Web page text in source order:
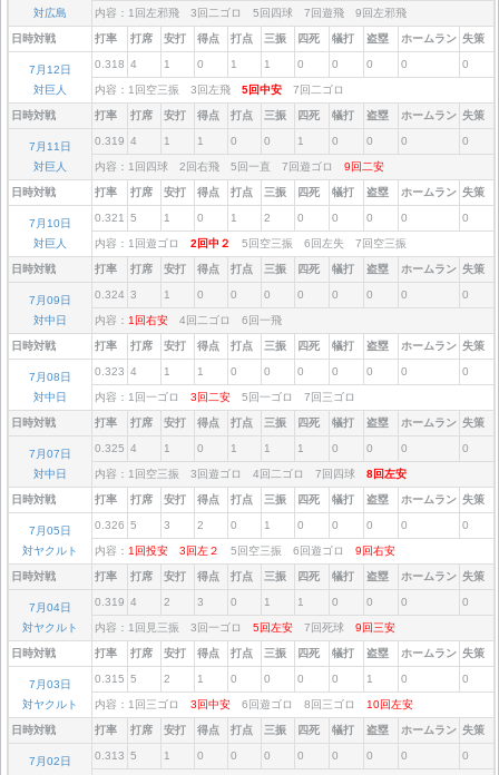
対広島
内容：1回左邪飛 3回二ゴロ 5回四球 7回遊飛 9回左邪飛
日時対戦 打率 打席 安打 得点 打点 三振 四死 犠打 盗塁 ホームラン 失策
7月12日
対巨人
0.318 4 1 0 1 1 0 0 0 0 0
内容：1回空三振 3回左飛 5回中安 7回二ゴロ
日時対戦 打率 打席 安打 得点 打点 三振 四死 犠打 盗塁 ホームラン 失策
7月11日
対巨人
0.319 4 1 1 0 0 1 0 0 0 0
内容：1回四球 2回右飛 5回一直 7回遊ゴロ 9回二安
日時対戦 打率 打席 安打 得点 打点 三振 四死 犠打 盗塁 ホームラン 失策
7月10日
対巨人
0.321 5 1 0 1 2 0 0 0 0 0
内容：1回遊ゴロ 2回中２ 5回空三振 6回左失 7回空三振
日時対戦 打率 打席 安打 得点 打点 三振 四死 犠打 盗塁 ホームラン 失策
7月09日
対中日
0.324 3 1 0 0 0 0 0 0 0 0
内容： 1回右安 4回二ゴロ 6回一飛
日時対戦 打率 打席 安打 得点 打点 三振 四死 犠打 盗塁 ホームラン 失策
7月08日
対中日
0.323 4 1 1 0 0 0 0 0 0 0
内容：1回一ゴロ 3回二安 5回一ゴロ 7回三ゴロ
日時対戦 打率 打席 安打 得点 打点 三振 四死 犠打 盗塁 ホームラン 失策
7月07日
対中日
0.325 4 1 0 1 1 1 0 0 0 0
内容：1回空三振 3回遊ゴロ 4回二ゴロ 7回四球 8回左安
日時対戦 打率 打席 安打 得点 打点 三振 四死 犠打 盗塁 ホームラン 失策
7月05日
対ヤクルト
0.326 5 3 2 0 1 0 0 0 0 0
内容： 1回投安 3回左２ 5回空三振 6回遊ゴロ 9回右安
日時対戦 打率 打席 安打 得点 打点 三振 四死 犠打 盗塁 ホームラン 失策
7月04日
対ヤクルト
0.319 4 2 3 0 1 1 0 0 0 0
内容：1回見三振 3回一ゴロ 5回左安 7回死球 9回三安
日時対戦 打率 打席 安打 得点 打点 三振 四死 犠打 盗塁 ホームラン 失策
7月03日
対ヤクルト
0.315 5 2 1 0 0 0 0 1 0 0
内容：1回三ゴロ 3回中安 6回遊ゴロ 8回三ゴロ 10回左安
日時対戦 打率 打席 安打 得点 打点 三振 四死 犠打 盗塁 ホームラン 失策
7月02日 0.313 5 1 0 0 0 0 0 0 0 0